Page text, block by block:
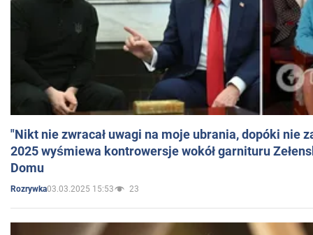
"Nikt nie zwracał uwagi na moje ubrania, dopóki nie
2025 wyśmiewa kontrowersje wokół garnituru
Domu
Rozrywka03.03.2025 15:53 23